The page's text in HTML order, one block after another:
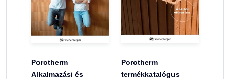
Porotherm
Alkalmazási és
Porotherm
termékkatalógus